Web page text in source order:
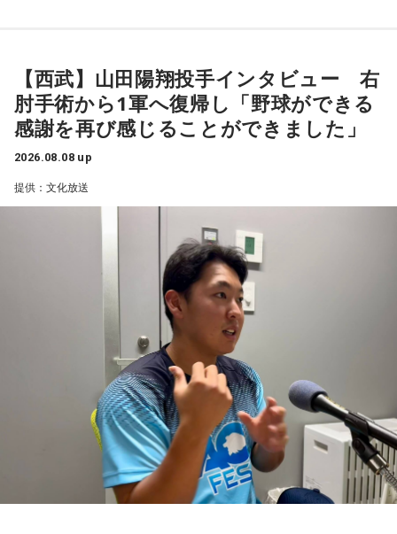
【西武】山田陽翔投手インタビュー 右
肘手術から1軍へ復帰し「野球ができる
感謝を再び感じることができました」
2026.08.08 up
提供：文化放送